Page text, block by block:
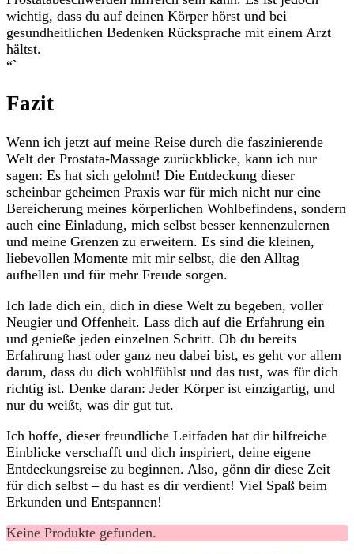
wichtig, dass du auf deinen Körper hörst und‌ bei
gesundheitlichen Bedenken Rücksprache‌ mit einem Arzt
hältst.
“`
Fazit
Wenn ich jetzt ⁢auf meine Reise​ durch ‍die faszinierende
Welt der Prostata-Massage ‌zurückblicke, ⁤kann ich nur
sagen: Es hat sich gelohnt! Die ‌Entdeckung dieser
scheinbar geheimen Praxis war für mich nicht ⁣nur eine
Bereicherung meines ⁣körperlichen Wohlbefindens, sondern⁤
auch eine Einladung, mich selbst besser kennenzulernen
und meine Grenzen⁤ zu erweitern. Es sind die kleinen,
liebevollen Momente mit mir ‍selbst, die den Alltag
aufhellen und ⁢für mehr Freude sorgen.
Ich lade dich ein, dich in diese Welt zu begeben, voller
Neugier und Offenheit. Lass dich​ auf die Erfahrung ein
und genieße jeden einzelnen Schritt. ​Ob du bereits
Erfahrung hast oder ⁣ganz neu⁣ dabei bist, es ‌geht vor allem
‍darum, ⁢dass du dich wohlfühlst und das tust, was ‍für dich
richtig ist. Denke daran: Jeder Körper ist einzigartig, und
nur du weißt, was dir gut tut.
Ich hoffe, dieser freundliche Leitfaden‍ hat dir hilfreiche
Einblicke verschafft und dich‌ inspiriert, deine eigene
Entdeckungsreise zu ‍beginnen. ⁢Also, gönn dir diese ⁤Zeit
für ⁤dich selbst – du hast es dir verdient! Viel Spaß⁣ beim
Erkunden und Entspannen!
Keine Produkte gefunden.